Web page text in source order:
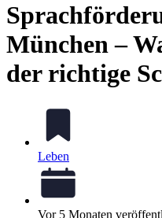
München –
der richtige
Leben
Vor 5 Monaten